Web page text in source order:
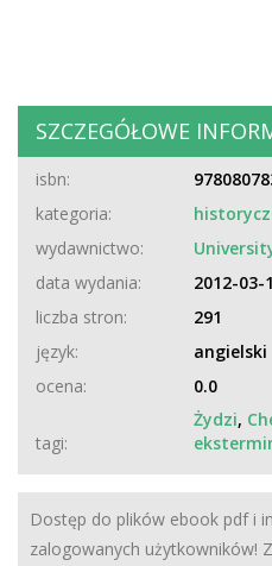
SZCZEGÓŁOWE
isbn:
kategoria:
wydawnictwo:
data wydania:
2012-03-
liczba stron:
291
język:
angielski
ocena:
0.0
tagi:
Żydzi,
Dostęp do plików ebook pdf i
zalogowanych użytkowników!